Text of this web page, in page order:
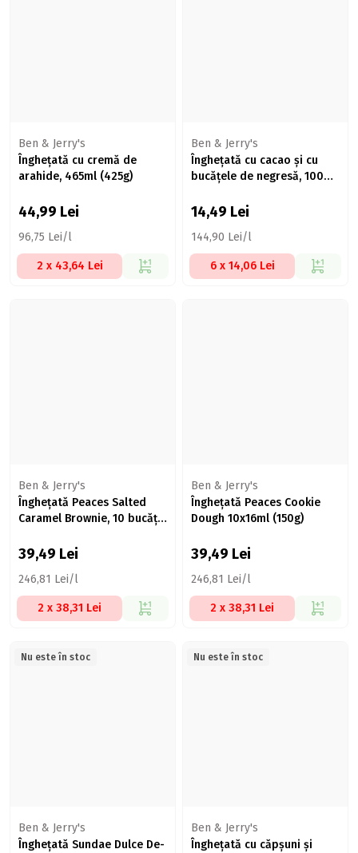
Ben & Jerry's
Înghețată cu cremă de
arahide, 465ml (425g)
44,99 Lei
96,75 Lei/l
2 x 43,64 Lei
Ben & Jerry's
Înghețată cu cacao şi cu
bucăţele de negresă, 100ml
14,49 Lei
144,90 Lei/l
6 x 14,06 Lei
Ben & Jerry's
Înghețată Peaces Salted
Caramel Brownie, 10 bucăți,
39,49 Lei
246,81 Lei/l
2 x 38,31 Lei
Ben & Jerry's
Înghețată Peaces Cookie
Dough 10x16ml (150g)
39,49 Lei
246,81 Lei/l
2 x 38,31 Lei
Nu este în stoc
Ben & Jerry's
Înghețată Sundae Dulce De-
Nu este în stoc
Ben & Jerry's
Înghețată cu căpșuni și